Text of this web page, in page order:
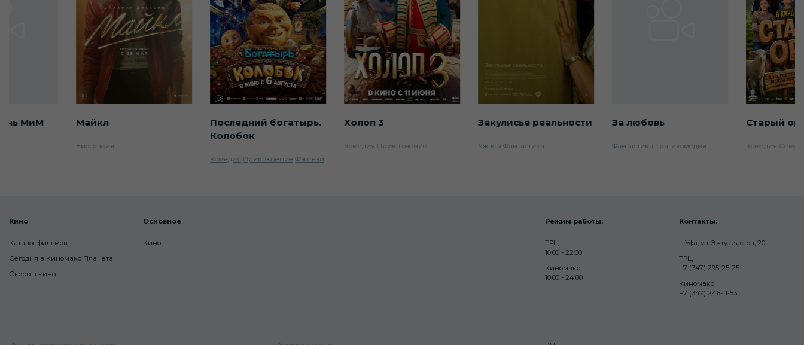
Холоп 3
Комедия Приключение
Закулисье реальности
Ужасы Фантастика
За любовь
Фантастика Трагикомедия
Старый
Комедия
МиМ Майкл
Биография
Последний богатырь.
Колобок
Комедия Приключение Фэнтези
Кино
Каталог фильмов
Сегодня в Киномакс Планета
Скоро в кино
Основное
Кино
Режим работы:
ТРЦ
10:00 - 22:00
Киномакс
10:00 - 24:00
Контакты:
г. Уфа, ул. Энтузиастов, 20
ТРЦ
+7 (347) 295-25-25
Киномакс
+7 (347) 246-11-53